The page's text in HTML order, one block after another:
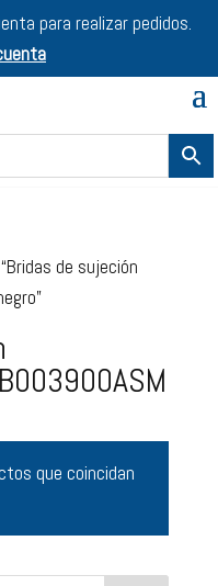
para realizar pedidos.
de sujeción
que coincidan